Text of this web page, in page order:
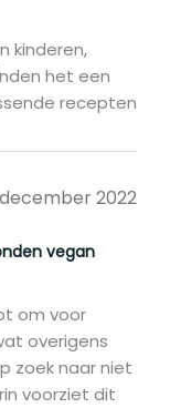
kinderen,
het een
recepten
2022
vegan
om voor
overigens
zoek naar niet
voorziet dit